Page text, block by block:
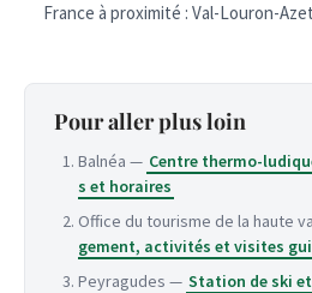
France à proximité : Val-Louron-
Pour aller plus loin
Balnéa — Centre thermo-
s et horaires
Office du tourisme de la haute
gement, activités et visites
Peyragudes — Station de ski